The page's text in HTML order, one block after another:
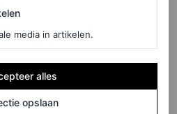
met zangeres S10, waar een
omheen hangt sinds bekend
vertegenwoordigt op het
Hoewel ze pas 21 jaar is,
albums op haar naam staan.
media in artikelen.
alles
opslaan